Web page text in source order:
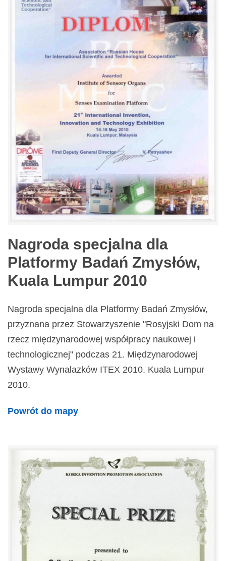
Nagroda specjalna dla
Platformy Badań Zmysłów,
Kuala Lumpur 2010
Nagroda specjalna dla Platformy Badań Zmysłów,
przyznana przez Stowarzyszenie "Rosyjski Dom na
rzecz międzynarodowej współpracy naukowej i
technologicznej" podczas 21. Międzynarodowej
Wystawy Wynalazków ITEX 2010. Kuala Lumpur
2010.
Powrót do mapy